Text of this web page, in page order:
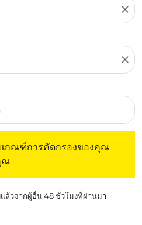
close
close
เกณฑ์การคัดกรองของคุณ
ณ
ล้วจากผู้อื่น 48 ชั่วโมงที่ผ่านมา